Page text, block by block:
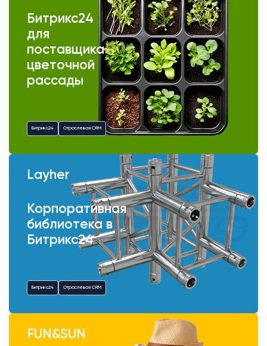
Битрикс24
для
поставщика
цветочной
рассады
Битрикс24 Отраслевая CRM
Layher
Корпоративная
библиотека в
Битрикс24
Битрикс24 Отраслевая CRM
FUN&SUN